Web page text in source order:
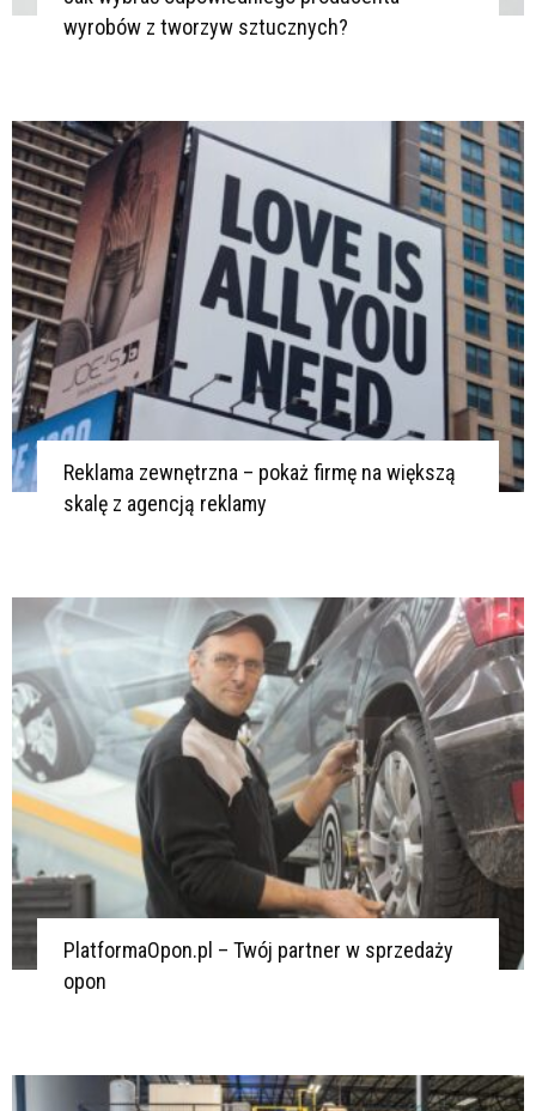
wyrobów z tworzyw sztucznych?
Reklama zewnętrzna – pokaż firmę na większą
skalę z agencją reklamy
PlatformaOpon.pl – Twój partner w sprzedaży
opon